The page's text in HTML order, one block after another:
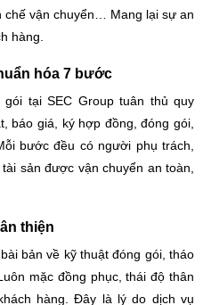
chế vận chuyển… Mang lại sự an
hàng.
hóa 7 bước
tại SEC Group tuân thủ quy
báo giá, ký hợp đồng, đóng gói,
bước đều có người phụ trách,
sản được vận chuyển an toàn,
thiện
bản về kỹ thuật đóng gói, tháo
mặc đồng phục, thái độ thân
hàng. Đây là lý do dịch vụ